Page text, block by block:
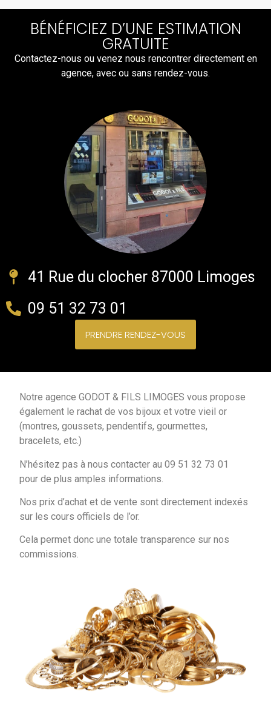
BÉNÉFICIEZ D’UNE ESTIMATION
GRATUITE
Contactez-nous ou venez nous rencontrer directement en
agence, avec ou sans rendez-vous.
41 Rue du clocher 87000 Limoges
09 51 32 73 01
PRENDRE RENDEZ-VOUS
Notre agence GODOT & FILS LIMOGES vous propose
également le rachat de vos bijoux et votre vieil or
(montres, goussets, pendentifs, gourmettes,
bracelets, etc.)
N’hésitez pas à nous contacter au 09 51 32 73 01
pour de plus amples informations.
Nos prix d’achat et de vente sont directement indexés
sur les cours officiels de l’or.
Cela permet donc une totale transparence sur nos
commissions.